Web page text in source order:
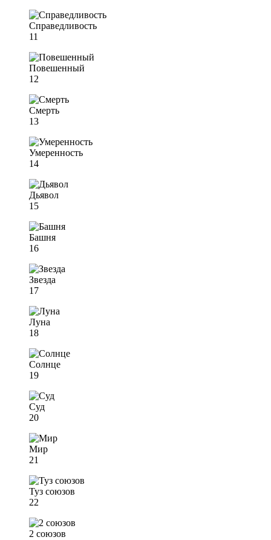
Справедливость
11
Повешенный
12
Смерть
13
Умеренность
14
Дьявол
15
Башня
16
Звезда
17
Луна
18
Солнце
19
Суд
20
Мир
21
Туз союзов
22
2 союзов